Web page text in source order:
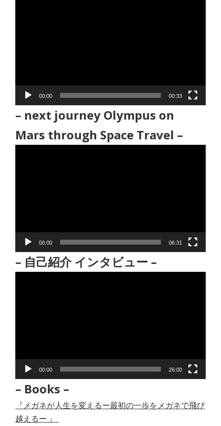
ー
00:00 00:33
– next journey Olympus on
Mars through Space Travel –
ー
00:00 06:31
– 自己紹介 インタビュー –
ー
00:00 26:00
– Books –
『メガネが人生を変えるー最初の一歩をメガネで飛び
越えるー 』